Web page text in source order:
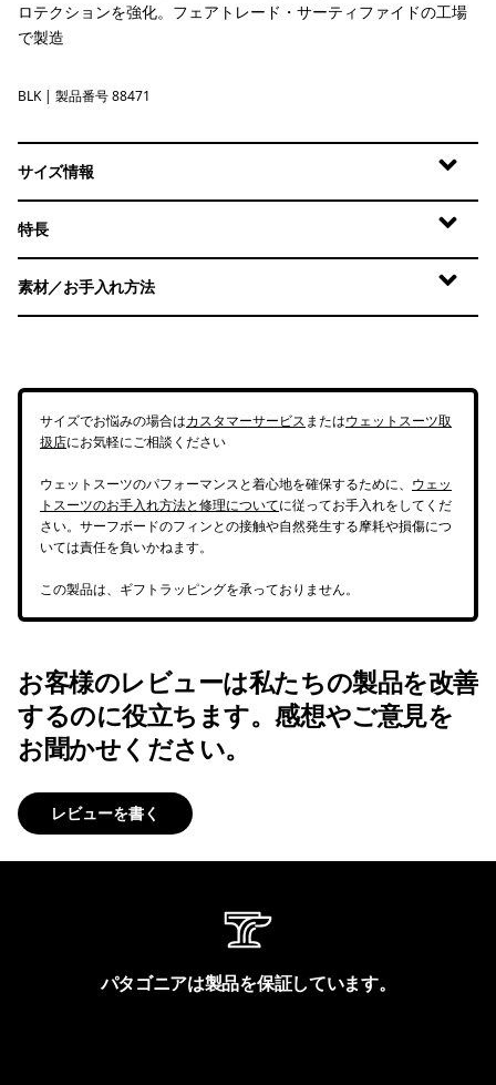
ロテクションを強化。フェアトレード・サーティファイドの工場
で製造
Black
BLK | 製品番号 88471
サイズ情報
特長
素材／お手入れ方法
サイズでお悩みの場合はカスタマーサービスまたはウェットスーツ取
扱店にお気軽にご相談ください
ウェットスーツのパフォーマンスと着心地を確保するために、 ウェッ
トスーツのお手入れ方法と修理についてに従ってお手入れをしてくだ
さい。サーフボードのフィンとの接触や自然発生する摩耗や損傷につ
いては責任を負いかねます。
この製品は、ギフトラッピングを承っておりません。
お客様のレビューは私たちの製品を改善
するのに役立ちます。感想やご意見を
お聞かせください。
レビューを書く
パタゴニアは製品を保証しています。